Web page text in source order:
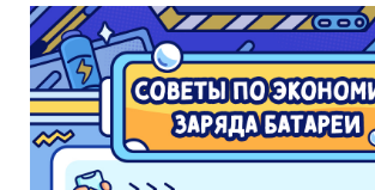
Uzbekistan | Выберите